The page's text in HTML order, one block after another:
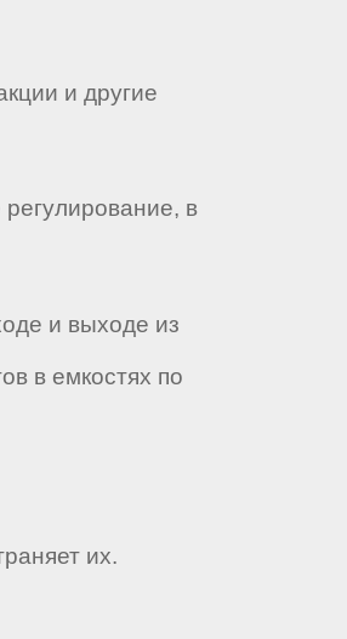
и другие
в
и выходе из
в емкостях по
их.